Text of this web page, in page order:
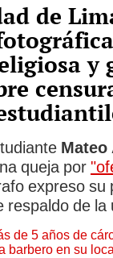
de
y
Mateo
queja por
expreso su
respaldo de la
de 5 años de
barbero en su